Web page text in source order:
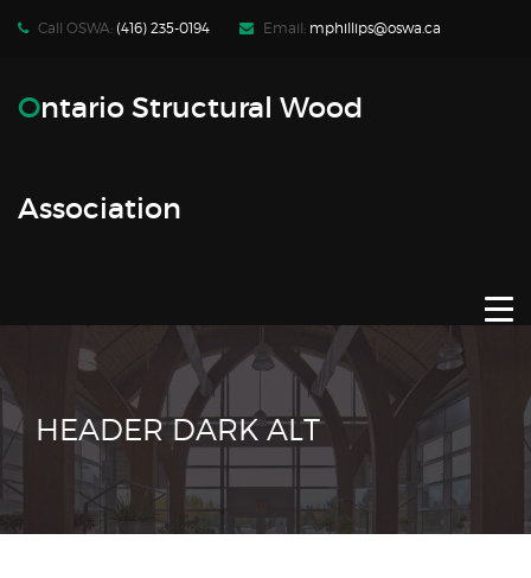
Call OSWA: (416) 235-0194 Email: mphillips@oswa.ca
Ontario Structural Wood
Association
WHO WE ARE
CONTACT
JOIN OSWA
MEMBER LOG-IN
HEADER DARK ALT